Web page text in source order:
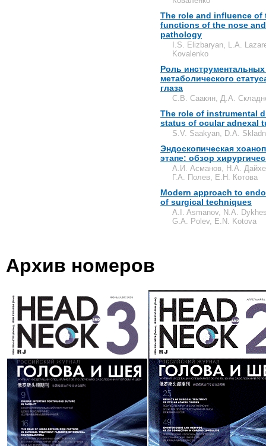
The role and influence
functions of the nose
pathology
I.S. Elizbaryan, L.A.
Kovalenko
Роль
метаболического
глаза
С.В. Саакян, Д.А.
The role of instrumental
status of ocular adnexal
S.V. Saakyan, D.A.
Эндоскопическая
этапе: обзор
А.И. Асманов, Н.А.
Г.А. Полев, Е.Н. Котова
Modern approach to
of surgical techniques
A.I. Asmanov, N.A.
G.A. Polev, E.N. Kotova
Архив номеров